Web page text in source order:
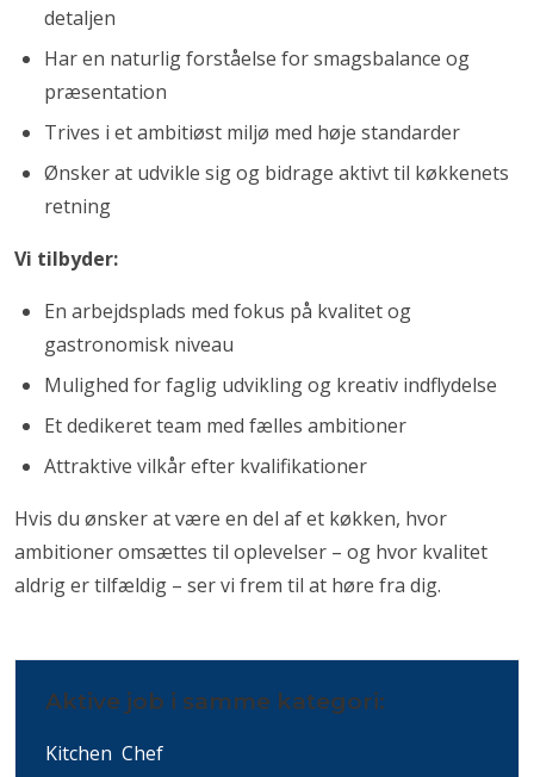
detaljen
Har en naturlig forståelse for smagsbalance og
præsentation
Trives i et ambitiøst miljø med høje standarder
Ønsker at udvikle sig og bidrage aktivt til køkkenets
retning
Vi tilbyder:
En arbejdsplads med fokus på kvalitet og
gastronomisk niveau
Mulighed for faglig udvikling og kreativ indflydelse
Et dedikeret team med fælles ambitioner
Attraktive vilkår efter kvalifikationer
Hvis du ønsker at være en del af et køkken, hvor
ambitioner omsættes til oplevelser – og hvor kvalitet
aldrig er tilfældig – ser vi frem til at høre fra dig.
Aktive job i samme kategori:
Kitchen Chef